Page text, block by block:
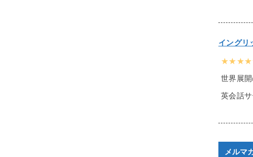
イングリ
世界展
英会話サ
メルマ